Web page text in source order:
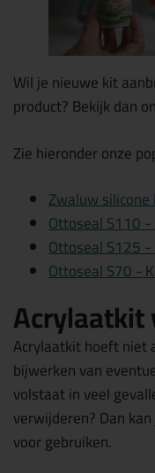
Wil je nieuwe kit
product? Bekijk dan
Zie hieronder onze
Zwaluw silicone
Ottoseal S110
Ottoseal S125
Ottoseal S70 -
Acrylaatkit hoeft
bijwerken van
volstaat in veel
verwijderen? Dan
voor gebruiken.